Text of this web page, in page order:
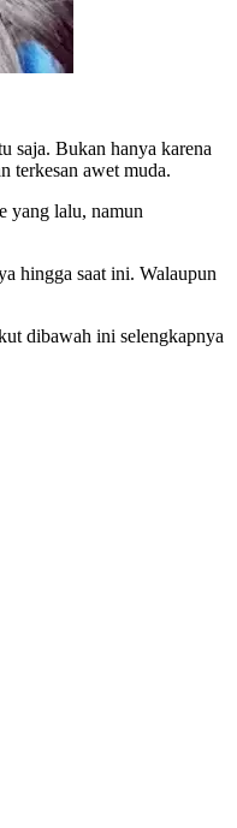
saja. Bukan hanya karena
terkesan awet muda.
yang lalu, namun
hingga saat ini. Walaupun
dibawah ini selengkapnya